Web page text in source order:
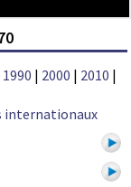
1990 | 2000 | 2010 |
internationaux